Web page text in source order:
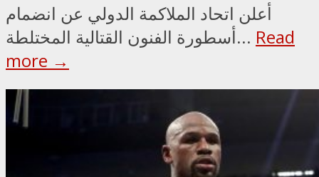
أعلن اتحاد الملاكمة الدولي عن انضمام
أسطورة الفنون القتالية المختلطة... Read
more →